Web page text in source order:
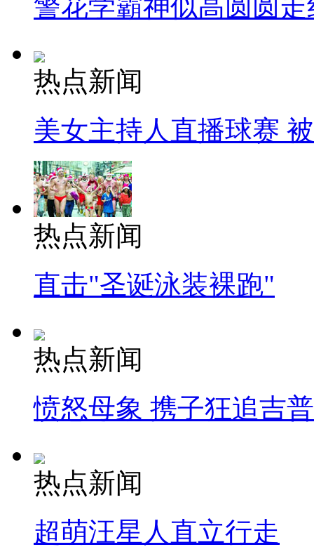
警花学霸神似高圆圆走
热点新闻
美女主持人直播球赛
热点新闻
直击"圣诞泳装裸跑"
热点新闻
愤怒母象 携子狂追吉
热点新闻
超萌汪星人直立行走